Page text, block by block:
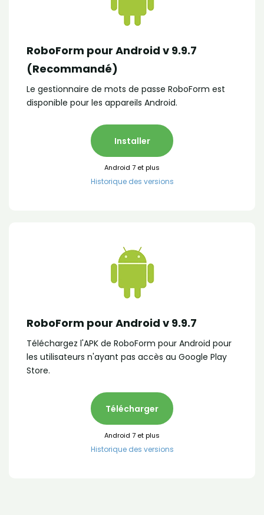
RoboForm pour Android v 9.9.7
(Recommandé)
Le gestionnaire de mots de passe RoboForm est
disponible pour les appareils Android.
Installer
Android 7 et plus
Historique des versions
RoboForm pour Android v 9.9.7
Téléchargez l'APK de RoboForm pour Android pour
les utilisateurs n'ayant pas accès au Google Play
Store.
Télécharger
Android 7 et plus
Historique des versions